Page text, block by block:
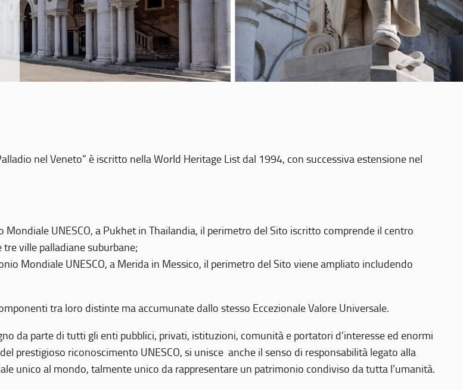
nel Veneto” è iscritto nella World Heritage List dal 1994, con successiva estensione nel
UNESCO, a Pukhet in Thailandia, il perimetro del Sito iscritto comprende il centro
ville palladiane suburbane;
Mondiale UNESCO, a Merida in Messico, il perimetro del Sito viene ampliato includendo
tra loro distinte ma accumunate dallo stesso Eccezionale Valore Universale.
da parte di tutti gli enti pubblici, privati, istituzioni, comunità e portatori d’interesse ed enormi
prestigioso riconoscimento UNESCO, si unisce anche il senso di responsabilità legato alla
unico al mondo, talmente unico da rappresentare un patrimonio condiviso da tutta l’umanità.